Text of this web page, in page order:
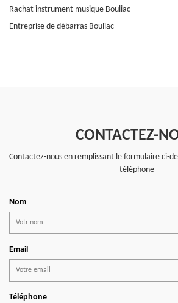
Rachat instrument musique Bouliac
Entreprise de débarras Bouliac
CONTACTEZ-
Contactez-nous en remplissant le formulaire ci-
téléphone
Nom
Email
Téléphone